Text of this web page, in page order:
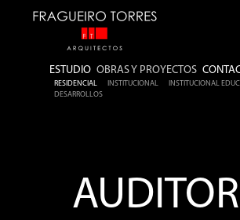
ESTUDIO OBRAS Y PROYECTOS
RESIDENCIAL INSTITUCIONAL INSTITUCIONAL
DESARROLLOS